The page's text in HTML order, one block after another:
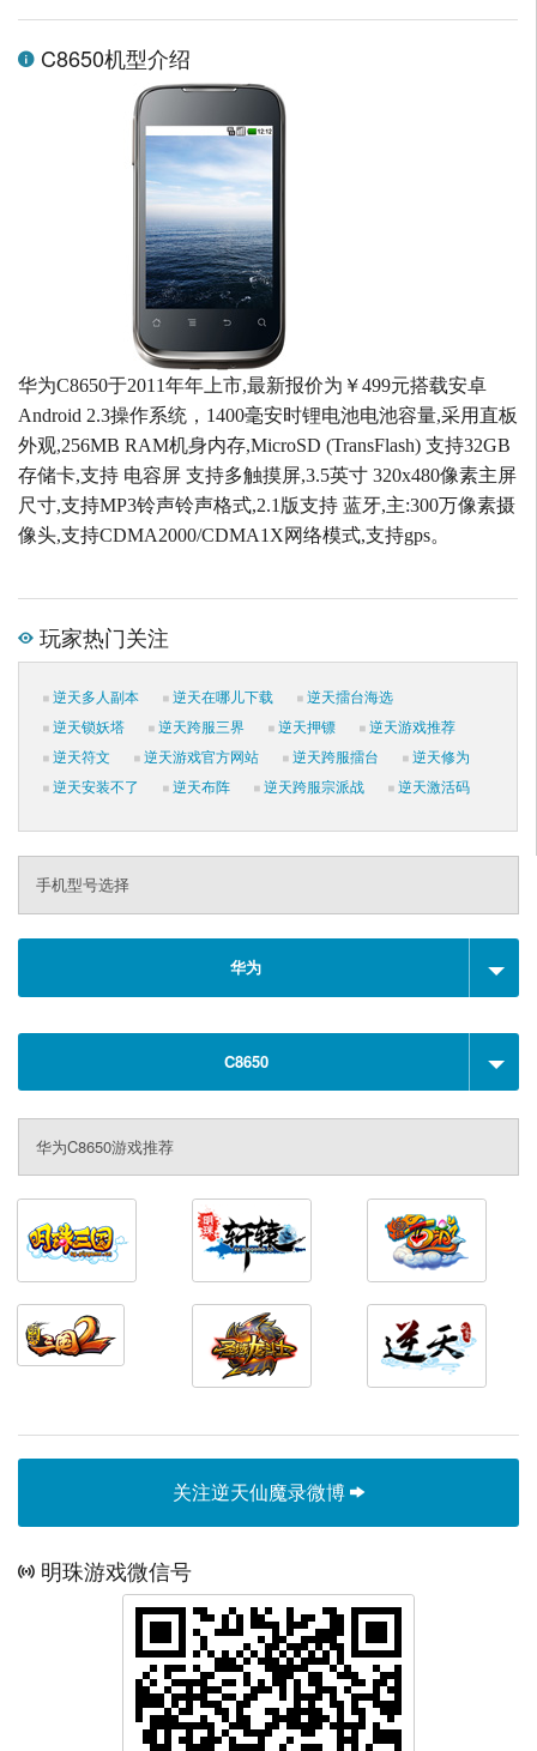
C8650机型介绍
华为C8650于2011年年上市,最新报价为￥499元搭载安卓
Android 2.3操作系统，1400毫安时锂电池电池容量,采用直板
外观,256MB RAM机身内存,MicroSD (TransFlash) 支持32GB
存储卡,支持 电容屏 支持多触摸屏,3.5英寸 320x480像素主屏
尺寸,支持MP3铃声铃声格式,2.1版支持 蓝牙,主:300万像素摄
像头,支持CDMA2000/CDMA1X网络模式,支持gps。
玩家热门关注
逆天多人副本 逆天在哪儿下载
逆天擂台海选
逆天锁妖塔
逆天跨服三界 逆天押镖
逆天游戏推荐
逆天符文
逆天游戏官方网站 逆天跨服擂台
逆天修为
逆天安装不了
逆天布阵 逆天跨服宗派战 逆天激活码
手机型号选择
华为
C8650
华为C8650游戏推荐
关注逆天仙魔录微博
明珠游戏微信号